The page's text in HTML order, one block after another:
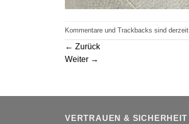
Kommentare und Trackbacks sind
← Zurück
Weiter →
VERTRAUEN & SICHERHEIT